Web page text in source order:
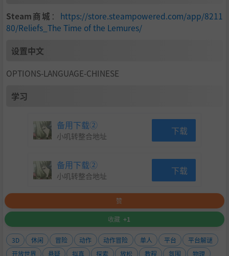
Steam商城 ： https://store.steampowered.com/app/8211
80/Reliefs_The Time of the Lemures/
设置中文
OPTIONS-LANGUAGE-CHINESE
学习
备用下载②
小叽转整合地址 下载
备用下载②
小叽转整合地址 下载
赞
收藏 +1
3D 休闲 冒险 动作 动作冒险 单人 平台
平台解谜
开放世界
悬疑 拟真 探索 放松 教程 氛围
物理